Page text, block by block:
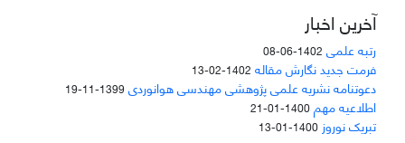
آخرین اخبار
رتبه علمی 1402-06-08
فرمت جدید نگارش مقاله 1402-02-13
دعوتنامه نشریه علمی پژوهشی مهندسی هوانوردی1399-11-19
اطلاعیه مهم1400-01-21
تبریک نوروز 1400-01-13